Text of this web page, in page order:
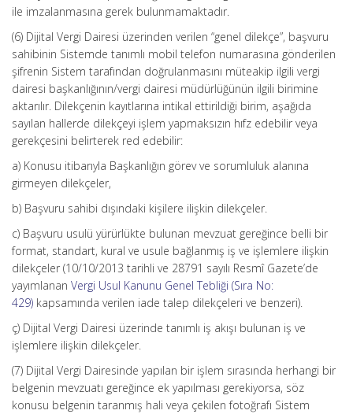
ile imzalanmasına gerek bulunmamaktadır.
(6) Dijital Vergi Dairesi üzerinden verilen “genel dilekçe”, başvuru
sahibinin Sistemde tanımlı mobil telefon numarasına gönderilen
şifrenin Sistem tarafından doğrulanmasını müteakip ilgili vergi
dairesi başkanlığının/vergi dairesi müdürlüğünün ilgili birimine
aktarılır. Dilekçenin kayıtlarına intikal ettirildiği birim, aşağıda
sayılan hallerde dilekçeyi işlem yapmaksızın hıfz edebilir veya
gerekçesini belirterek red edebilir:
a) Konusu itibarıyla Başkanlığın görev ve sorumluluk alanına
girmeyen dilekçeler,
b) Başvuru sahibi dışındaki kişilere ilişkin dilekçeler.
c) Başvuru usulü yürürlükte bulunan mevzuat gereğince belli bir
format, standart, kural ve usule bağlanmış iş ve işlemlere ilişkin
dilekçeler (10/10/2013 tarihli ve 28791 sayılı Resmî Gazete’de
yayımlanan Vergi Usul Kanunu Genel Tebliği (Sıra No:
429) kapsamında verilen iade talep dilekçeleri ve benzeri).
ç) Dijital Vergi Dairesi üzerinde tanımlı iş akışı bulunan iş ve
işlemlere ilişkin dilekçeler.
(7) Dijital Vergi Dairesinde yapılan bir işlem sırasında herhangi bir
belgenin mevzuatı gereğince ek yapılması gerekiyorsa, söz
konusu belgenin taranmış hali veya çekilen fotoğrafı Sistem